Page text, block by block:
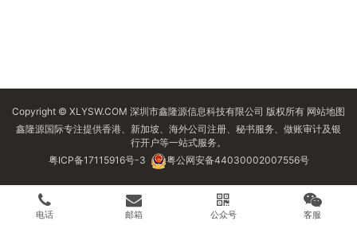
Copyright © XLYSW.COM 深圳市鑫隆源信息科技有限公司 版权所有 网站地图
鑫隆源国际专注提供香港、新加坡、海外公司注册、秘书服务、做账审计及银
行开户等一站式服务。
粤ICP备17115916号-3
粤公网安备44030002007556号
电话 邮箱 公众号 客服